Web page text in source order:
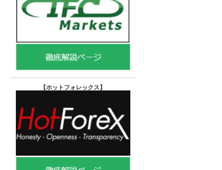
【ホットフォレックス 】